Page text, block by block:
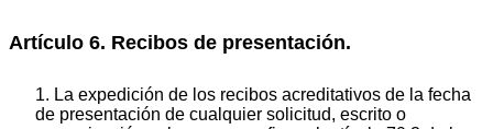
Artículo 6. Recibos de presentación.
1. La expedición de los recibos acreditativos de la fecha
de presentación de cualquier solicitud, escrito o